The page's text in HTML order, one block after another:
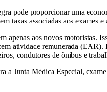
pode proporcionar uma
taxas associadas aos
apenas aos novos motoristas.
atividade remunerada
condutores de ônibus e
a Junta Médica Especial,